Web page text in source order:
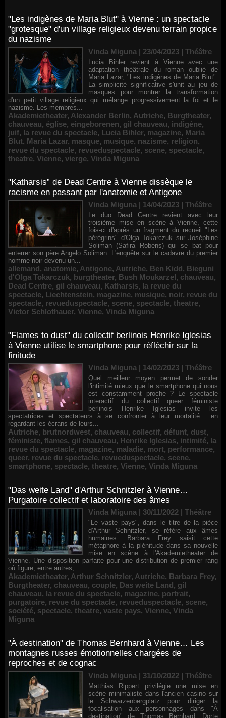
"Les indigènes de Maria Blut" à Vienne : un spectacle
"grotesque" d'un village religieux devenu terrain propice
du nazisme
Vinda Miguna | 23/04/2023 | Théâtre
Lucia Bihler revient à Vienne avec une
adaptation théâtrale du roman oublié de
Maria Lazar, "Les indigènes de Maria Blut".
La simplicité significative s'unit au jeu de
masques pour montrer la transformation
d'un petit village religieux qui mélange progressivement la foi et le
nazisme. Les membres...
Akademietheater, Alexander Berlin, Autriche, Burgtheater,
chauveau, église, eingeborenen, gil chauveau, indigène,
juif, la revue du spectacle, Lucia Bihler, magazine, Maria
Blut, Maria Lazar, masque, musique, nazisme, religion,
revue du spectacle, revueduspectacle, scene, spectacle,
theatre, Vienne, vierge, Vinda Miguna
"Katharsis” de Dead Centre à Vienne dissèque le
racisme en passant par l'anatomie et Antigone
Vinda Miguna | 14/04/2023 | Théâtre
Le duo Dead Centre revient avec leur
troisième mise en scène à Vienne, cette
fois-ci d'après un fragment du recueil "Les
pérégrins" d'Olga Tokarczuk sur Joséphine
Soliman (Safira Robens) qui se bat pour
enterrer son père Angelo Soliman. L'enquête sur le cadavre du premier
homme noir devenu un...
allemand, anatomie, Antigone, Autriche, Ben Kidd, Bieguni
d'Olga Tokarczuk, burgtheater, Bush Moukarzel, chauveau,
Dead Centre, gil chauveau, Katharsis, la revue du
spectacle, Liechtenstein, magazine, musique, noir, revue du
spectacle, revueduspectacle, scene, spectacle, theatre,
Victor Schlothauer, Vienne, Vinda Miguna
"Flames to dust" du collectif berlinois Henrike Iglesias
à Vienne utilise le smartphone pour réfléchir sur la
finitude
Vinda Miguna | 14/02/2023 | Théâtre
Quel meilleur moyen permet de sonder
l'intimité mieux que le smartphone qui nous
est constamment proche ? Le spectacle
interactif du collectif queer féministe
berlinois Henrike Iglesias invite les
spectatrices et spectateurs à se confronter à leur mortalité… en
regardant les écrans de leurs...
Autriche, brutnordwest, chauveau, collectif, défunt, dust,
féministe, flames, gil chauveau, Henrike Iglesias, intimité, la
revue du spectacle, magazine, maladie, mort, performance,
queer, revue du spectacle, revueduspectacle, scene,
smartphone, spectacle, theatre, Vienne, Vinda Miguna
"Das weite Land" d'Arthur Schnitzler à Vienne…
Purgatoire collectif et laboratoire des âmes
Vinda Miguna | 30/11/2022 | Théâtre
"Le vaste pays", dans le titre de la pièce
d'Arthur Schnitzler, se réfère aux âmes
humaines. Barbara Frey saisit cette
métaphore à la plénitude dans sa nouvelle
mise en scène à l'Akademietheater de
Vienne. Une disposition parfaite pour une distribution de premier rang
où figure, entre autres,...
Akademietheater, Arthur Schnitzler, Autriche, Barbara Frey,
Burgtheater, chauveau, couple, Das weite Land, gil
chauveau, la revue du spectacle, magazine, portrait,
purgatoire, revue du spectacle, revueduspectacle, scene,
société, spectacle, theatre, vaste pays, Vienne, Vinda
Miguna
"À destination" de Thomas Bernhard à Vienne… Les
montagnes russes émotionnelles chargées de
reproches et de cognac
Vinda Miguna | 31/10/2022 | Théâtre
Matthias Rippert privilégie une mise en
scène minimaliste dans l'ancien casino sur
le Schwarzenbergplatz pour diriger la
focalisation aux personnages dans "À
destination" de Thomas Bernhard. Dörte